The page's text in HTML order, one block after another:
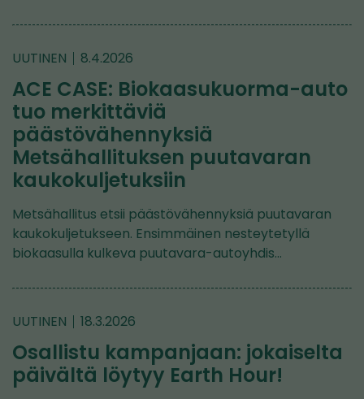
UUTINEN 8.4.2026
ACE CASE: Biokaasukuorma-auto
tuo merkittäviä
päästövähennyksiä
Metsähallituksen puutavaran
kaukokuljetuksiin
Metsähallitus etsii päästövähennyksiä puutavaran
kaukokuljetukseen. Ensimmäinen nesteytetyllä
biokaasulla kulkeva puutavara-autoyhdis…
UUTINEN 18.3.2026
Osallistu kampanjaan: jokaiselta
päivältä löytyy Earth Hour!